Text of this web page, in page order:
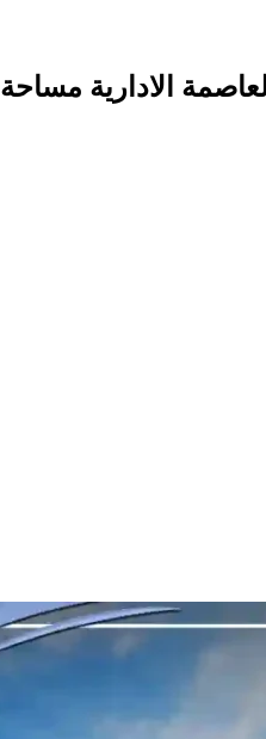
الادارية مساحة 140 متر